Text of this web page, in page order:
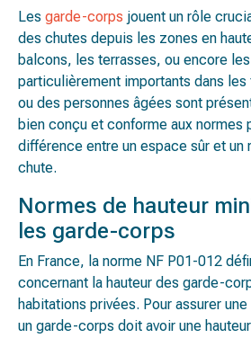
Les garde-corps jouent un rôle
des chutes depuis les zones en
balcons, les terrasses, ou encore
particulièrement importants dans les
ou des personnes âgées sont
bien conçu et conforme aux normes
différence entre un espace sûr et un
chute.
Normes de hauteur
les garde-corps
En France, la norme NF P01-012
concernant la hauteur des garde-
habitations privées. Pour assurer
un garde-corps doit avoir une